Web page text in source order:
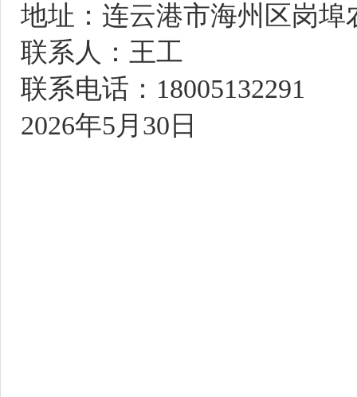
地址：连云港市海州区岗
联系人：王工
联系电话： 18005132291
2026年5月 30 日